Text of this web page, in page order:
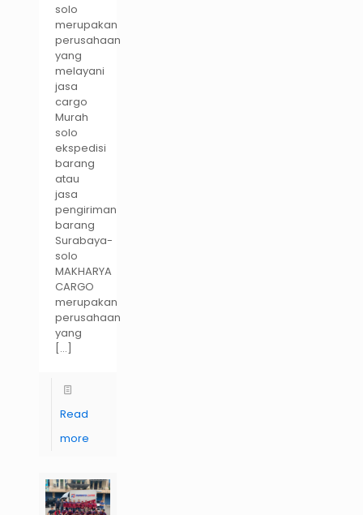
solo
merupakan
perusahaan
yang
melayani
jasa
cargo
Murah
solo
ekspedisi
barang
atau
jasa
pengiriman
barang
Surabaya-
solo
MAKHARYA
CARGO
merupakan
perusahaan
yang
[…]
Read
more